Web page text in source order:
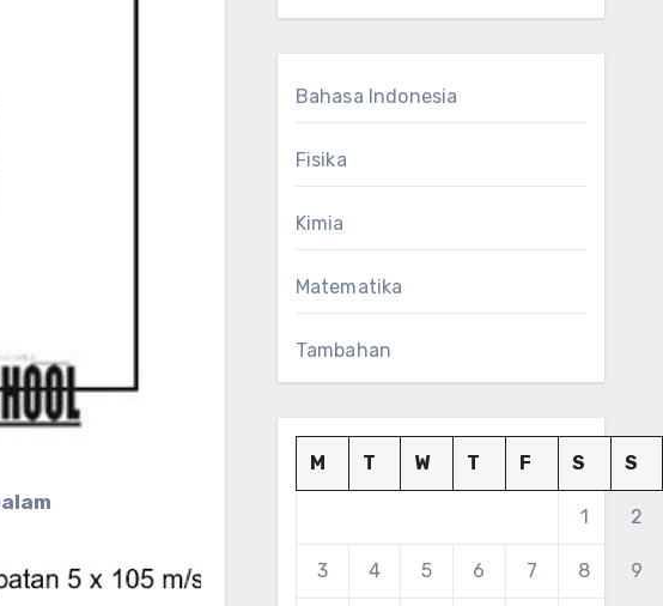
Bahasa Indonesia
Fisika
Kimia
Matematika
Tambahan
M T W T F S S
1 2
3 4 5 6 7 8 9